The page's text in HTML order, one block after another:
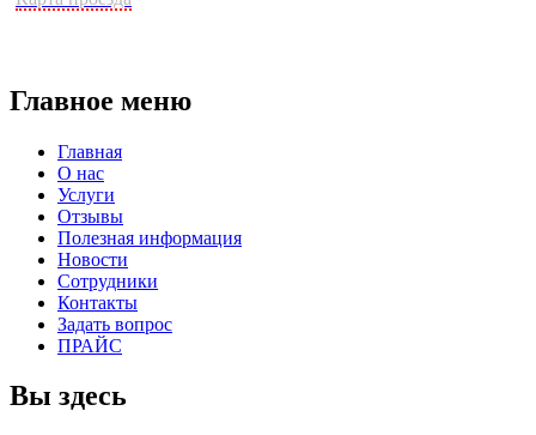
Главное меню
Главная
О нас
Услуги
Отзывы
Полезная информация
Новости
Сотрудники
Контакты
Задать вопрос
ПРАЙС
Вы здесь